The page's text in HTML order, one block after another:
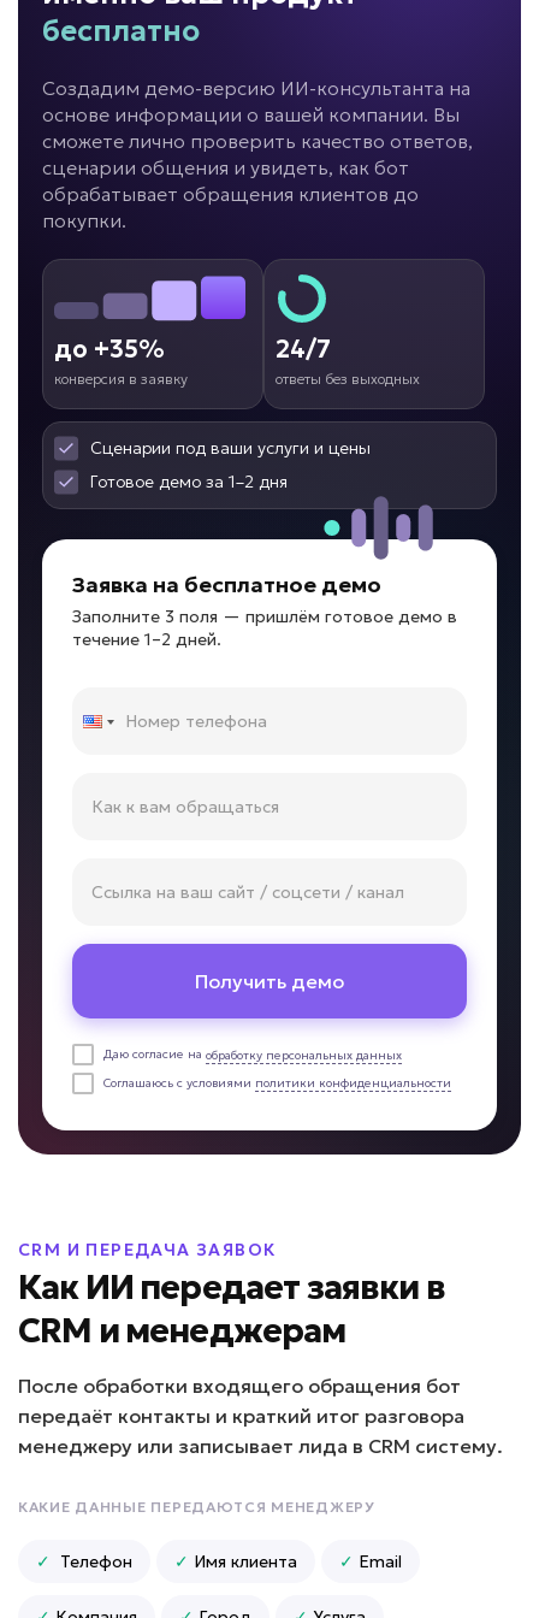
HR перегружен?
ИИ для подбора
персонала
• До -80% времени рекрутера
• До +50% скорости найма
• Обработка кандидатов 24/7
Подробней
Срок реализации от 7 дней
от 69 000 ₽ под ключ
Новички долго адаптируются?
Задача: Обучение персонала
• Ответы за секунды
от 59 000 ₽ под ключ
Клиенты теряются в воронке?
ИИ для сопровождения
• До -30% потери лидов
• До +15% завершенных сделок
• Контроль 24/7
Срок реализации от 7 дней
бесплатно
Создадим демо-версию ИИ-консультанта на
основе информации о вашей компании. Вы
сможете лично проверить качество ответов,
сценарии общения и увидеть, как бот
обрабатывает обращения клиентов до
покупки.
до +35%
конверсия в заявку
24/7
ответы без выходных
Сценарии под ваши услуги и цены
Готовое демо за 1–2 дня
Заявка на бесплатное демо
Заполните 3 поля — пришлём готовое демо в
течение 1–2 дней.
Получить демо
Даю согласие на обработку персональных данных
Соглашаюсь с условиями политики конфиденциальности
CRM И ПЕРЕДАЧА ЗАЯВОК
Как ИИ передает заявки в
CRM и менеджерам
После обработки входящего обращения бот
передаёт контакты и краткий итог разговора
менеджеру или записывает лида в CRM систему.
КАКИЕ ДАННЫЕ ПЕРЕДАЮТСЯ МЕНЕДЖЕРУ
✓ Телефон ✓ Имя клиента ✓ Email